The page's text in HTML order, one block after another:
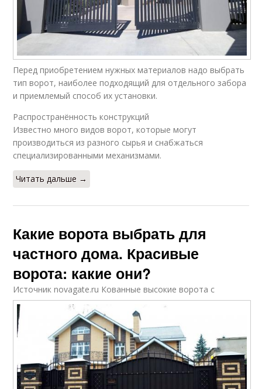
Перед приобретением нужных материалов надо выбрать
тип ворот, наиболее подходящий для отдельного забора
и приемлемый способ их установки.
Распространённость конструкций
Известно много видов ворот, которые могут
производиться из разного сырья и снабжаться
специализированными механизмами.
Читать дальше →
Какие ворота выбрать для
частного дома. Красивые
ворота: какие они?
Источник novagate.ru Кованные высокие ворота с